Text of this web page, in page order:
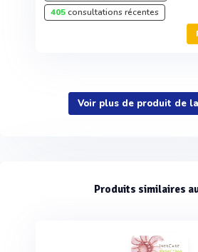
405consultations récentes
Voir plus de produit de
Produits similaires